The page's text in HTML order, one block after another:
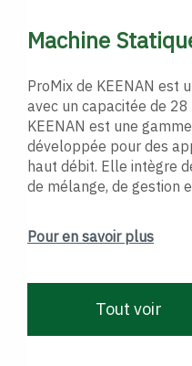
Machine
ProMix de KEENAN est
avec un capacitée de
KEENAN est une
développée pour des
haut débit. Elle intègre
de mélange, de gestion
Pour en savoir plus
Tout voir